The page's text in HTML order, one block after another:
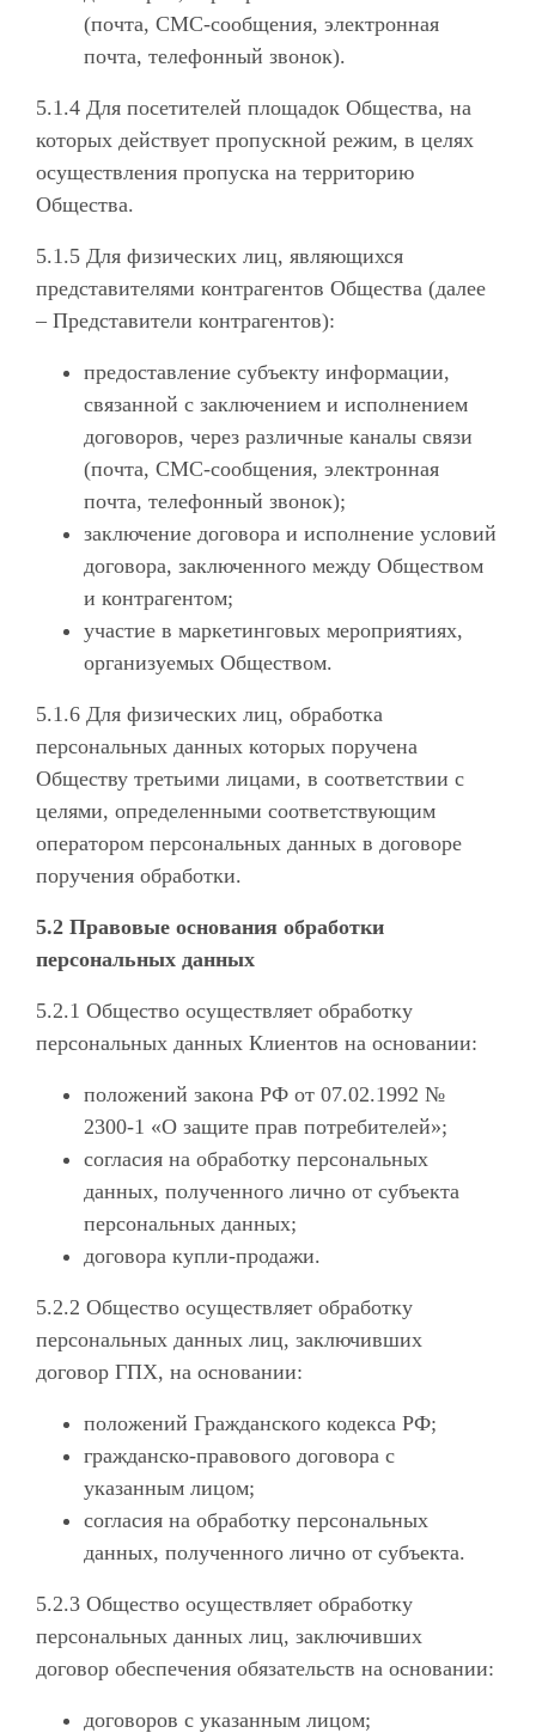
(почта, СМС-сообщения, электронная
почта, телефонный звонок).
5.1.4 Для посетителей площадок Общества, на
которых действует пропускной режим, в целях
осуществления пропуска на территорию
Общества.
5.1.5 Для физических лиц, являющихся
представителями контрагентов Общества (далее
– Представители контрагентов):
предоставление субъекту информации,
связанной с заключением и исполнением
договоров, через различные каналы связи
(почта, СМС-сообщения, электронная
почта, телефонный звонок);
заключение договора и исполнение условий
договора, заключенного между Обществом
и контрагентом;
участие в маркетинговых мероприятиях,
организуемых Обществом.
5.1.6 Для физических лиц, обработка
персональных данных которых поручена
Обществу третьими лицами, в соответствии с
целями, определенными соответствующим
оператором персональных данных в договоре
поручения обработки.
5.2 Правовые основания обработки
персональных данных
5.2.1 Общество осуществляет обработку
персональных данных Клиентов на основании:
положений закона РФ от 07.02.1992 №
2300-1 «О защите прав потребителей»;
согласия на обработку персональных
данных, полученного лично от субъекта
персональных данных;
договора купли-продажи.
5.2.2 Общество осуществляет обработку
персональных данных лиц, заключивших
договор ГПХ, на основании:
положений Гражданского кодекса РФ;
гражданско-правового договора с
указанным лицом;
согласия на обработку персональных
данных, полученного лично от субъекта.
5.2.3 Общество осуществляет обработку
персональных данных лиц, заключивших
договор обеспечения обязательств на основании:
договоров с указанным лицом;